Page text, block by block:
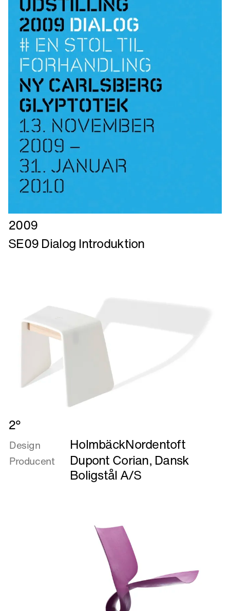
Læs
mere
om
2009
SE09 Dialog Introduktion
Læs
mere
om
2°
2°
Design HolmbäckNordentoft
Producent Dupont Corian, Dansk
Boligstål A/S